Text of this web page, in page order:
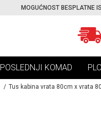
MOGUĆNOST BESPLATNE
POSLEDNJI KOMAD
Tus kabina vrata 80cm x vrata